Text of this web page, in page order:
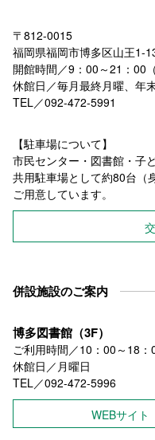
〒812-0015
福岡県福岡市博多区山王1-
開館時間／9：00～21：00
休館日／毎月最終月曜、年
TEL／092-472-5991
【駐車場について】
市民センター・図書館・子
共用駐車場として約80台（
ご用意しています。
併設施設のご案内
博多図書館（3F）
ご利用時間／10：00～18：
休館日／月曜日
TEL／092-472-5996
WEBサイト